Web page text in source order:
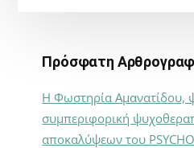
Πρόσφατη
Η Φωστηρία Αμανατίδου,
συμπεριφορική
αποκαλύψεων του